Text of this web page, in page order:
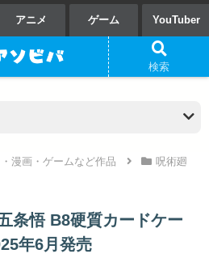
アニメ ゲーム YouTuber
漫画・ゲームなど作品
呪術廻
条悟 B8硬質カードケー
年6月発売
検索